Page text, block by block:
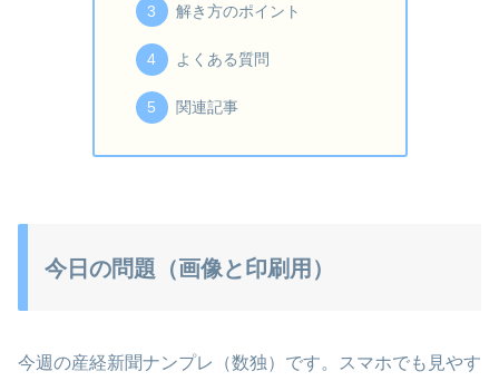
解き方のポイント
よくある質問
関連記事
今日の問題（画像と印刷用）
今週の産経新聞ナンプレ（数独）です。スマホでも見やす